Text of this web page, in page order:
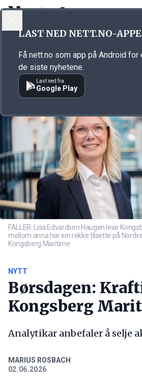
Annonsørinnhold
FALLER: Lisa Edvardsen Haugen leiar
mellom anna har ein rekke tilsette på
Kongsberg Maritime
NYTT
Børsdagen:
Kongsberg
Analytikar anbefaler å selje
MARIUS ROSBACH
02.06.2026
LAST NED NETT.NO-
Få nett.no som app på Android
de siste nyhetene.
Last ned fra
Google Play